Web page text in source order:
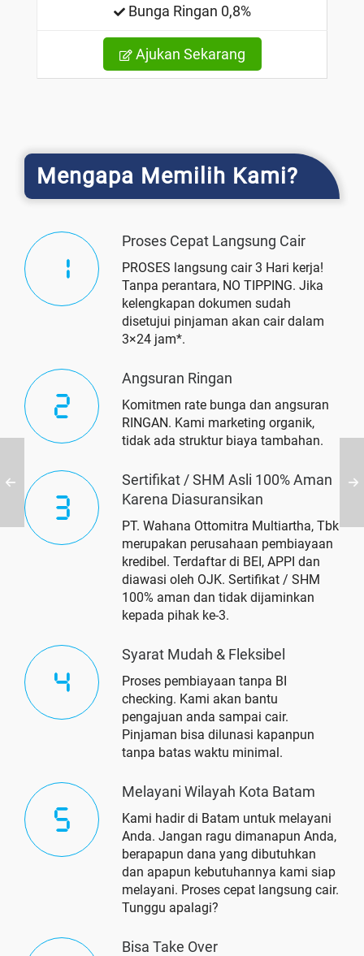
Bunga Ringan 0,8%
Ajukan Sekarang
Mengapa Memilih Kami?
Proses Cepat Langsung Cair
PROSES langsung cair 3 Hari kerja!
Tanpa perantara, NO TIPPING. Jika
kelengkapan dokumen sudah
disetujui pinjaman akan cair dalam
3×24 jam*.
Angsuran Ringan
Komitmen rate bunga dan angsuran
RINGAN. Kami marketing organik,
tidak ada struktur biaya tambahan.
Sertifikat / SHM Asli 100% Aman
Karena Diasuransikan
PT. Wahana Ottomitra Multiartha, Tbk
merupakan perusahaan pembiayaan
kredibel. Terdaftar di BEI, APPI dan
diawasi oleh OJK. Sertifikat / SHM
100% aman dan tidak dijaminkan
kepada pihak ke-3.
Syarat Mudah & Fleksibel
Proses pembiayaan tanpa BI
checking. Kami akan bantu
pengajuan anda sampai cair.
Pinjaman bisa dilunasi kapanpun
tanpa batas waktu minimal.
Melayani Wilayah Kota Batam
Kami hadir di Batam untuk melayani
Anda. Jangan ragu dimanapun Anda,
berapapun dana yang dibutuhkan
dan apapun kebutuhannya kami siap
melayani. Proses cepat langsung cair.
Tunggu apalagi?
Bisa Take Over